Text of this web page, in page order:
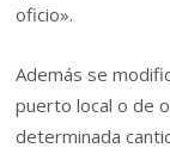
oficio».
Además se
puerto local o de
determinada